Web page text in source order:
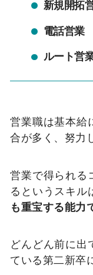
新規開拓
電話営業
ルート営
営業職は基本給
合が多く、努力
営業で得られる
るというスキル
も重宝する能力
どんどん前に出
ている第二新卒